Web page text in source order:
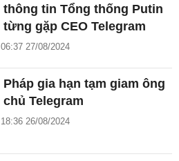
thông tin Tổng thống Putin
từng gặp CEO Telegram
06:37 27/08/2024
Pháp gia hạn tạm giam ông
chủ Telegram
18:36 26/08/2024